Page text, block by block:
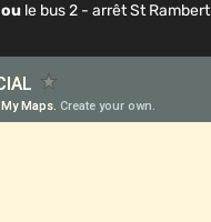
ou le bus 2 - arrêt St Rambert